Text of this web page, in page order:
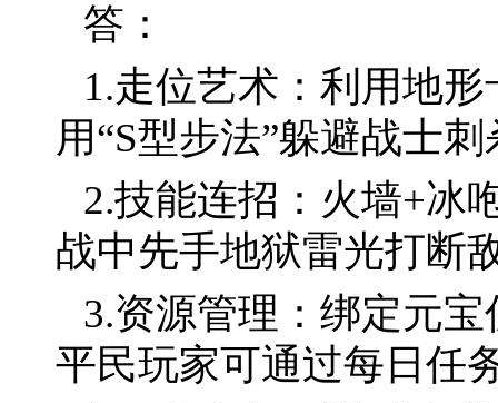
答：
1.走位艺术：利用地
用“S型步法”躲避战士刺
2.技能连招：火墙+冰
战中先手地狱雷光打断
3.资源管理：绑定元
平民玩家可通过每日任